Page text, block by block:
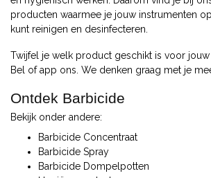
producten waarmee je jouw instrumenten
kunt reinigen en desinfecteren.
Twijfel je welk product geschikt is voor
Bel of app ons. We denken graag met je
Ontdek Barbicide
Bekijk onder andere:
Barbicide Concentraat
Barbicide Spray
Barbicide Dompelpotten